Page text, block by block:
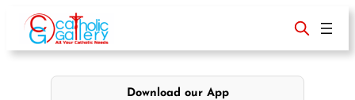
content
Download our App